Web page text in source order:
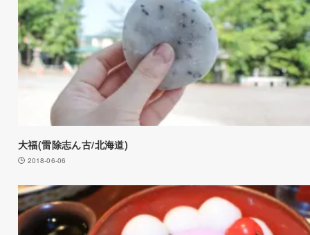
大福(雷除志ん古/北海道)
2018-06-06